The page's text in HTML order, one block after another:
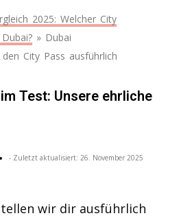
2025: Welcher City
» Dubai
City Pass ausführlich
Test: Unsere ehrliche
- Zuletzt aktualisiert: 26. November 2025
wir dir ausführlich